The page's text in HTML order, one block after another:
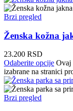
Brzi pregled
Ženska kožna
23.200 RSD
Odaberite opcije Ovaj
izabrane na stranici
Brzi pregled